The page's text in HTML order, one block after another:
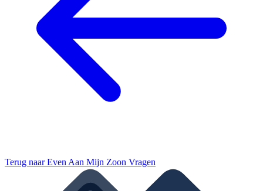
Terug naarEven Aan Mijn Zoon Vragen